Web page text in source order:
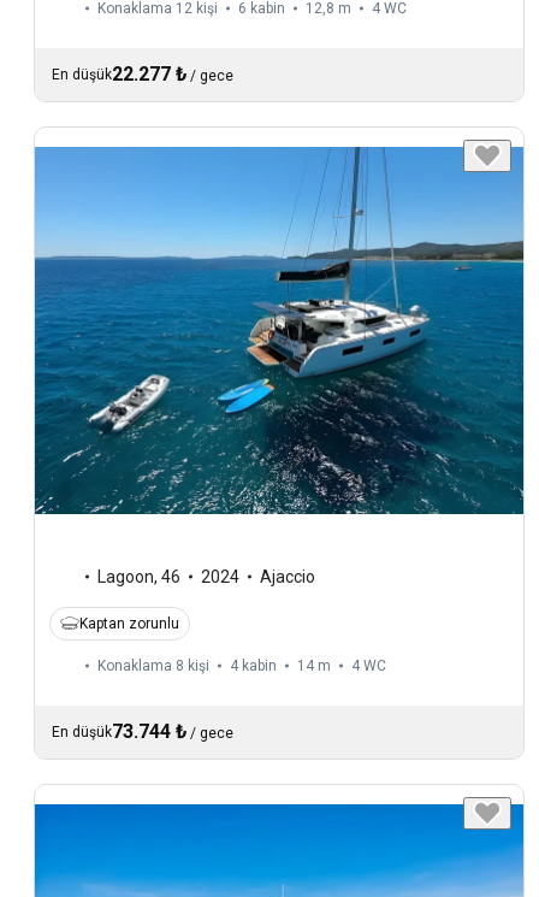
Konaklama 12 kişi 6 kabin 12,8 m 4 WC
En düşük22.277 ₺ / gece
Lagoon, 46 2024 Ajaccio
Kaptan zorunlu
Konaklama 8 kişi 4 kabin 14 m 4 WC
En düşük73.744 ₺ / gece